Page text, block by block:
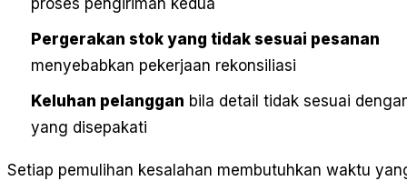
proses pengiriman kedua
Pergerakan stok yang tidak sesuai pesanan
menyebabkan pekerjaan rekonsiliasi
Keluhan pelanggan bila detail tidak sesuai
yang disepakati
Setiap pemulihan kesalahan membutuhkan waktu